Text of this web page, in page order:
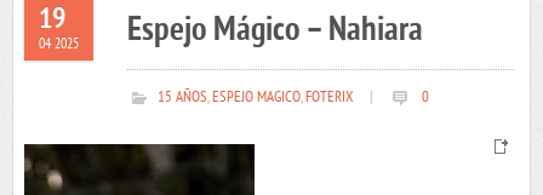
19
04 2025 Espejo Mágico – Nahiara
15 AÑOS,ESPEJO MAGICO,FOTERIX 0